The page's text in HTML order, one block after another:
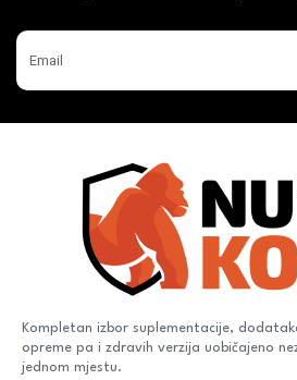
Kompletan izbor suplementacije,
opreme pa i zdravih verzija uobičajeno
jednom mjestu.